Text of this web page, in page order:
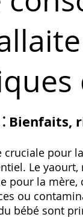
Bienfaits‚
pour
Le
pour la
ou
bébé sont